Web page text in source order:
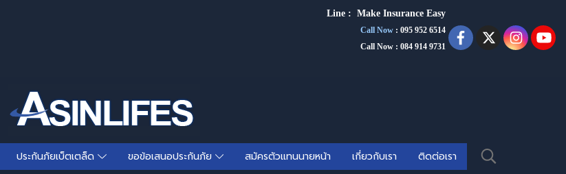
Line : Make Insurance Easy
Call Now : 095 952 6514
Call Now : 084 914 9731
ประกันภัยเบ็ตเตล็ด ขอข้อเสนอประกันภัย สมัครตัวแทนนายหน้า เกี่ยวกับเรา ติดต่อเรา